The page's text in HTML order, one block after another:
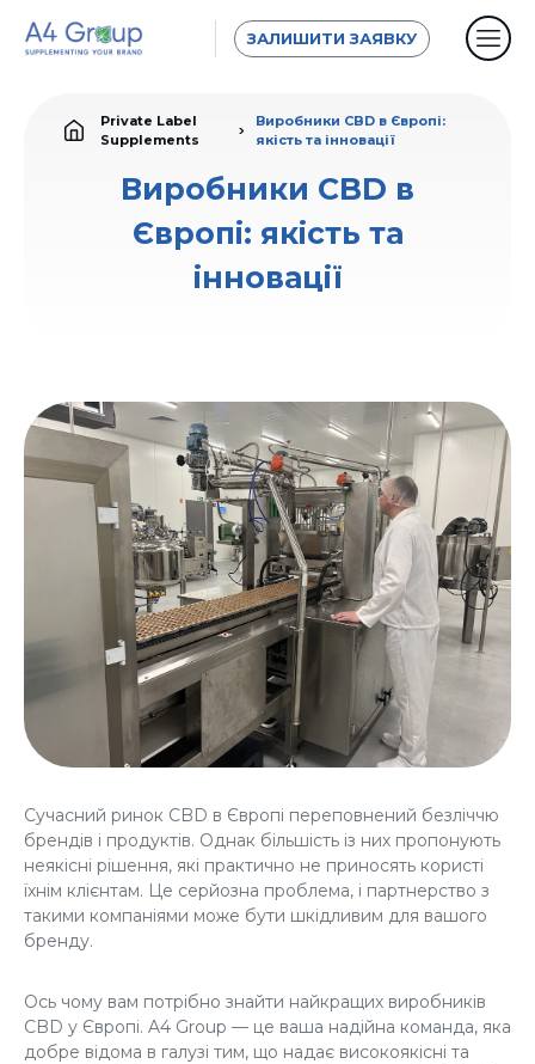
ЗАЛИШИТИ ЗАЯВКУ
Private Label
Supplements
Виробники CBD в Європі:
якість та інновації
Виробники CBD в
Європі: якість та
інновації
Сучасний ринок CBD в Європі переповнений безліччю
брендів і продуктів. Однак більшість із них пропонують
неякісні рішення, які практично не приносять користі
їхнім клієнтам. Це серйозна проблема, і партнерство з
такими компаніями може бути шкідливим для вашого
бренду.
Ось чому вам потрібно знайти найкращих виробників
CBD у Європі. A4 Group — це ваша надійна команда, яка
добре відома в галузі тим, що надає високоякісні та